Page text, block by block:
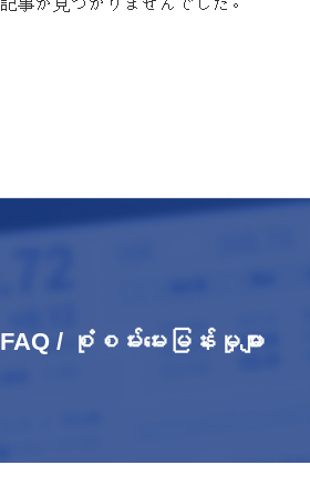
記事が見つかりませんでした。
FAQ / စုံစမ်းမေးမြန်းမှုများ